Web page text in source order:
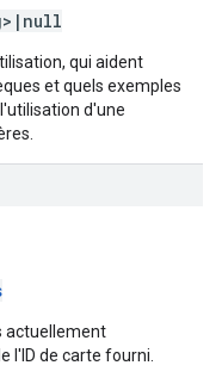
qui aident
et quels exemples
d'une
actuellement
l'ID de carte fourni.